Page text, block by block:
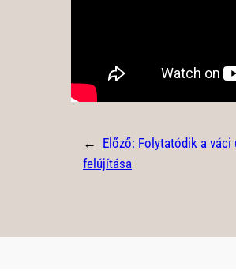
← Előző: Folytatódik a váci
felújítása